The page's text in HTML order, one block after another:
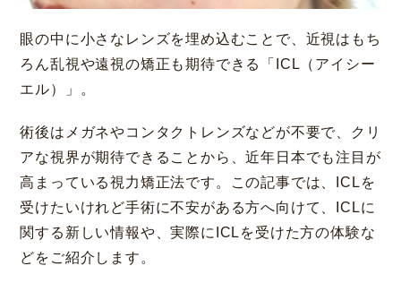
診療内容
手術・料金 アフターケア
ドクター紹介 よくあるご質問
大阪市北区梅田
詳細 Web予約
福岡市中央区天神
詳細 Web予約
福岡県飯塚市川津 科
北海道札幌市東区
[ICL提携] 鹿児島園
田眼科
鹿児島市中央町
[提携]木村眼科 天王
寺院
大阪市天王寺区
眼の中に小さなレンズを埋め込むことで、近視はもち
ろん乱視や遠視の矯正も期待できる「ICL（アイシー
エル）」。
術後はメガネやコンタクトレンズなどが不要で、クリ
アな視界が期待できることから、近年日本でも注目が
高まっている視力矯正法です。この記事では、ICLを
受けたいけれど手術に不安がある方へ向けて、ICLに
関する新しい情報や、実際にICLを受けた方の体験な
どをご紹介します。